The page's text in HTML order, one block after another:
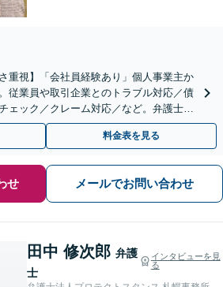
重視】「会社員経験あり」個人事業主か
従業員や取引企業とのトラブル対応／債
ェック／クレーム対応／など。弁護士相
で対応します！
料金表を見る
せ メールでお問い合わせ
田中 修次郎 弁護
士
インタビューを見
る